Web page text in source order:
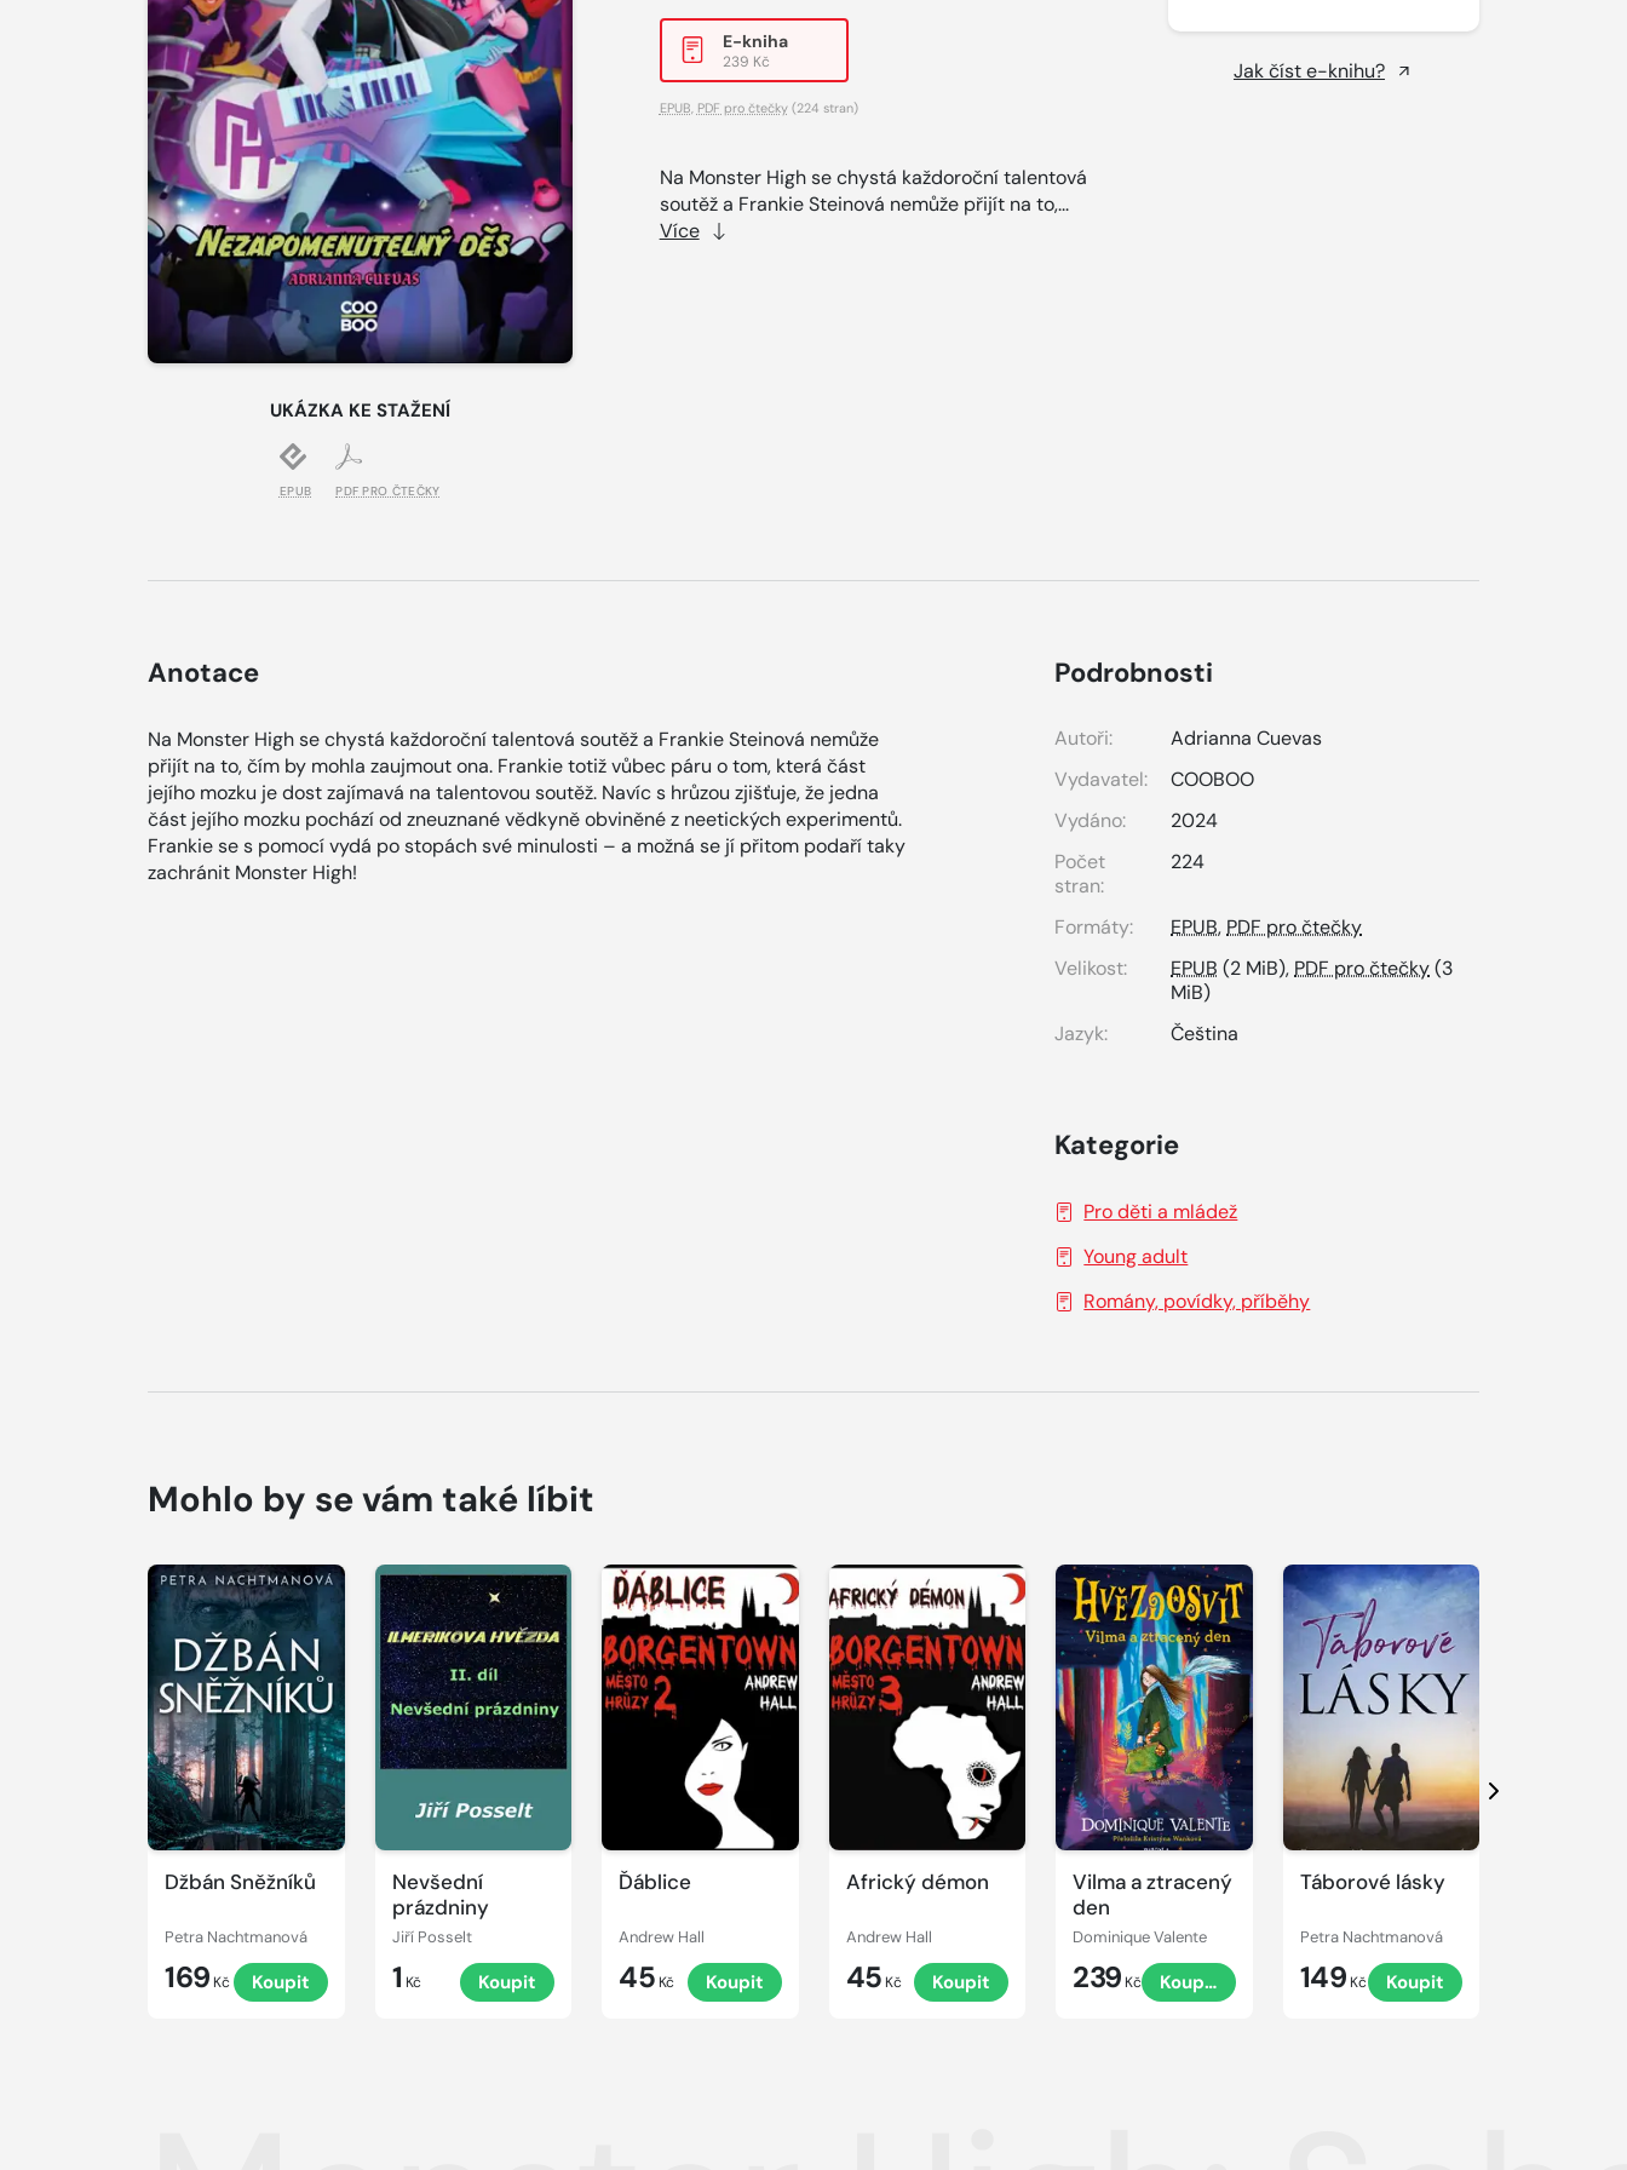
UKÁZKA KE STAŽENÍ
EPUB PDF PRO ČTEČKY
E-kniha
239 Kč
EPUB PDF pro čtečky(224 stran)
Na Monster High se chystá každoroční talentová
soutěž a Frankie Steinová nemůže přijít na to,...
Více
Jak číst e-knihu?
Anotace
Na Monster High se chystá každoroční talentová soutěž a Frankie Steinová nemůže
přijít na to, čím by mohla zaujmout ona. Frankie totiž vůbec páru o tom, která část
jejího mozku je dost zajímavá na talentovou soutěž. Navíc s hrůzou zjišťuje, že jedna
část jejího mozku pochází od zneuznané vědkyně obviněné z neetických experimentů.
Frankie se s pomocí vydá po stopách své minulosti – a možná se jí přitom podaří taky
zachránit Monster High!
Podrobnosti
Autoři:
Adrianna Cuevas
Vydavatel:
COOBOO
Vydáno:
2024
Počet
stran:
224
Formáty: EPUB, PDF pro čtečky
Velikost:
EPUB (2 MiB), PDF pro čtečky(3
MiB)
Jazyk:
Čeština
Kategorie
Pro děti a mládež
Young adult
Romány, povídky, příběhy
Mohlo by se vám také líbit
Džbán Sněžníků
Petra Nachtmanová
169 Kč Koupit
Nevšední
prázdniny
Jiří Posselt
1 Kč Koupit
Ďáblice
Andrew Hall
45 Kč Koupit
Africký démon
Andrew Hall
45 Kč Koupit
Vilma a ztracený
den
Dominique Valente
239 Kč Koupit
Táborové lásky
Petra Nachtmanová
149 Kč Koupit
Další